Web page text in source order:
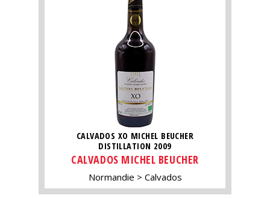
CALVADOS XO MICHEL BEUCHER
DISTILLATION 2009
CALVADOS MICHEL BEUCHER
Normandie Calvados